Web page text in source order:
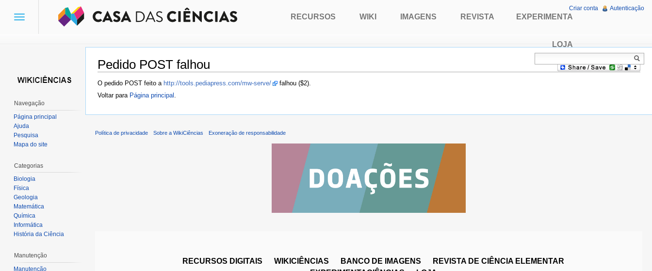
Pedido POST falhou
Ir para:navegação,pesquisa
O pedido POST feito a http://tools.pediapress.com/mw-serve/
falhou ($2).
Voltar para Página principal
Toggle
RECURSOS WIKI IMAGENS REVISTA EXPERIMENTA
LOJA
Criar conta Autenticação
Navegação
Página principal
Ajuda
Pesquisa
Mapa do site
Categorias
Biologia
Física
Geologia
Matemática
Química
Informática
História da Ciência
Manutenção
Manutenção
Política de privacidade Sobre a WikiCiências Exoneração de responsabilidade
RECURSOS DIGITAIS WIKICIÊNCIAS BANCO DE IMAGENS
REVISTA DE CIÊNCIA ELEMENTAR